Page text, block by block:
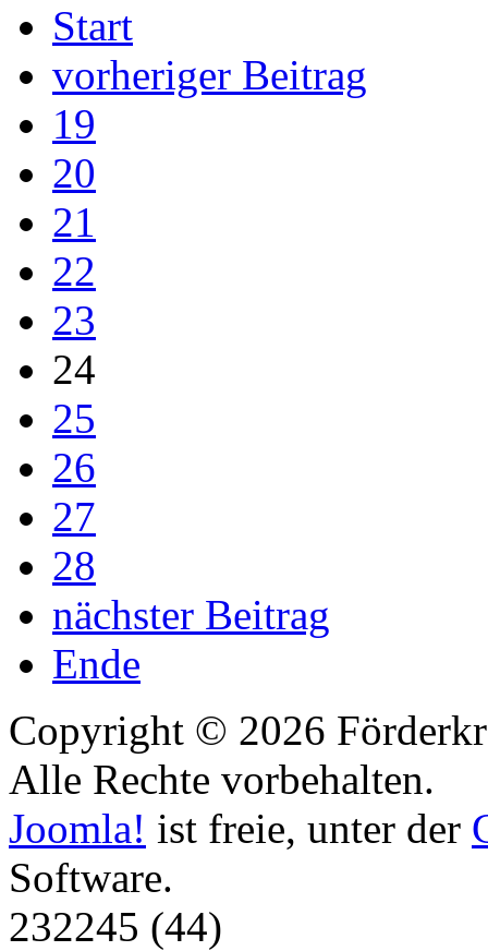
Start
vorheriger Beitrag
19
20
21
22
23
24
25
26
27
28
nächster Beitrag
Ende
Copyright © 2026
Alle Rechte vorbehalten.
Joomla! ist freie, unter der
Software.
232245 (44)